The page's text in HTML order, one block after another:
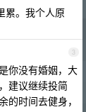
累。我个人原
3
你没有婚姻，大
建议继续投简
的时间去健身，